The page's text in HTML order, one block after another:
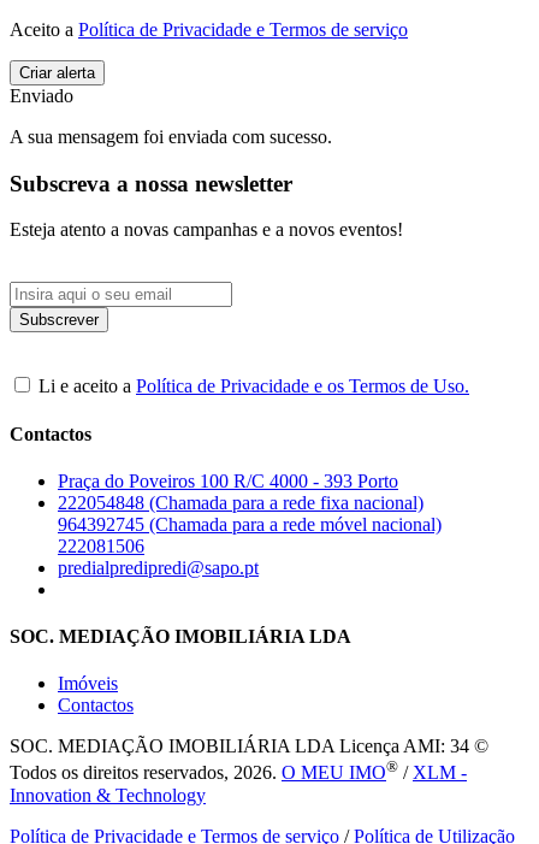
Aceito a Política de Privacidade e Termos de serviço
Enviado
A sua mensagem foi enviada com sucesso.
Subscreva a nossa newsletter
Esteja atento a novas campanhas e a novos eventos!
Li e aceito a Política de Privacidade e os Termos de Uso.
Contactos
Praça do Poveiros 100 R/C 4000 - 393 Porto
222054848 (Chamada para a rede fixa nacional)
964392745 (Chamada para a rede móvel nacional)
222081506
predialpredipredi@sapo.pt
SOC. MEDIAÇÃO IMOBILIÁRIA LDA
Imóveis
Contactos
SOC. MEDIAÇÃO IMOBILIÁRIA LDA Licença AMI: 34 ©
Todos os direitos reservados, 2026. O MEU IMO® /XLM -
Innovation & Technology
Política de Privacidade e Termos de serviço /Política de Utilização